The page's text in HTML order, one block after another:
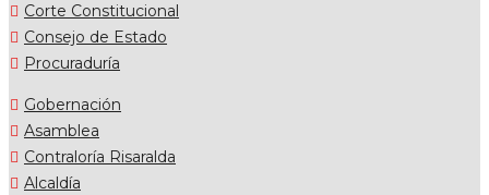
Corte Constitucional
Consejo de Estado
Procuraduría
Gobernación
Asamblea
Contraloría Risaralda
Alcaldía